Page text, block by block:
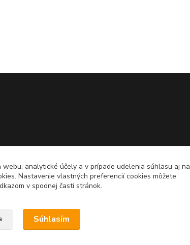
analytické účely a v prípade udelenia súhlasu aj na
Nastavenie vlastných preferencií cookies môžete
v spodnej časti stránok.
Súhlasím